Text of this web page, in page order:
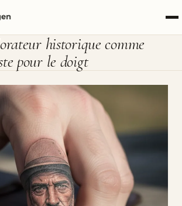
historique comme
pour le doigt